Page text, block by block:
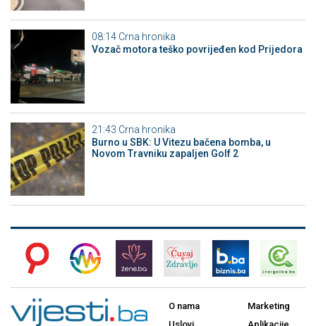
08:14 Crna hronika
Vozač motora teško povrijeđen kod Prijedora
21:43 Crna hronika
Burno u SBK: U Vitezu bačena bomba, u
Novom Travniku zapaljen Golf 2
O nama
Marketing